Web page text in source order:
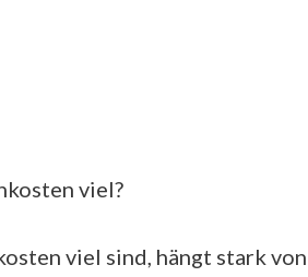
viel?
viel sind, hängt stark